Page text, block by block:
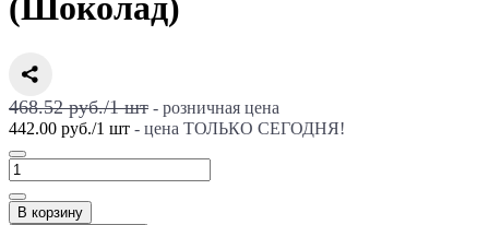
(Шоколад)
468.52 руб./1шт - розничная цена
442.00 руб./1 шт - цена ТОЛЬКО СЕГОДНЯ!
В корзину